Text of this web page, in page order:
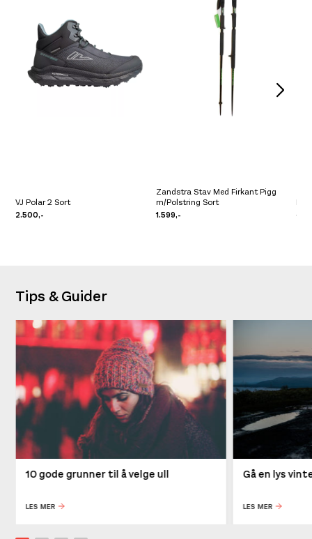
VJ Polar 2 Sort
2.500,-
Zandstra Stav Med Firkant Pigg
m/Polstring Sort
1.599,-
Tips & Guider
10 gode grunner til å velge ull
LES MER
Gå en lys
LES MER